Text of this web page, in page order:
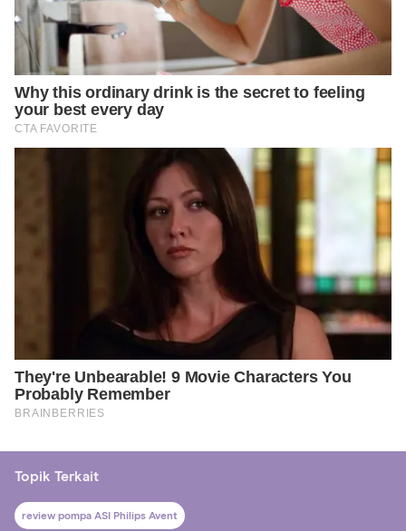
Topik Terkait
review pompa ASI Philips Avent